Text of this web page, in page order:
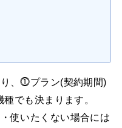
、⓵プラン(契約期間)
でも決まります。
使いたくない場合には